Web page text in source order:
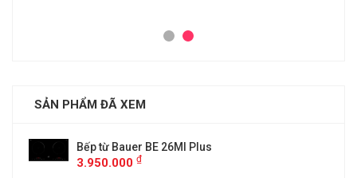
SẢN PHẨM ĐÃ XEM
Bếp từ Bauer BE 26MI Plus
3.950.000 ₫